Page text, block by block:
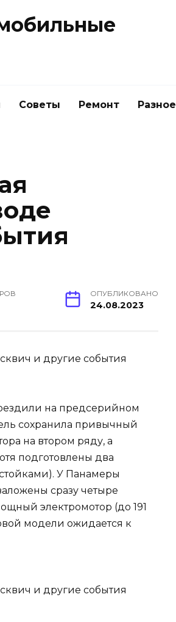
Советы Ремонт Разное
ОПУБЛИКОВАНО
24.08.2023
на предсерийном
сохранила привычный
на втором ряду, а
подготовлены два
У Панамеры
сразу четыре
электромотор (до 191
модели ожидается к